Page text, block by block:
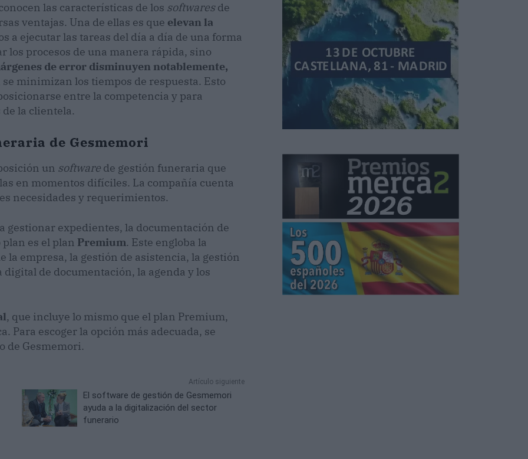
las características de los softwaresde
ventajas. Una de ellas es que elevan la
a ejecutar las tareas del día a día de una forma
los procesos de una manera rápida, sino
de error disminuyen notablemente,
minimizan los tiempos de respuesta. Esto
entre la competencia y para
la clientela.
de Gesmemori
un software de gestión funeraria que
en momentos difíciles. La compañía cuenta
necesidades y requerimientos.
gestionar expedientes, la documentación de
es el plan Premium. Este engloba la
la empresa, la gestión de asistencia, la gestión
de documentación, la agenda y los
, que incluye lo mismo que el plan Premium,
Para escoger la opción más adecuada, se
de Gesmemori.
Artículo siguiente
El software de gestión de Gesmemori
ayuda a la digitalización del sector
funerario